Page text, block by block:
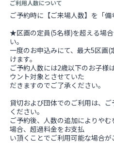
ご利用人数について
ご予約時に【ご来場人数】を「備
★区画の定員(5名様)を超える場
い。
一度のお申込みにて、最大5区画
けます。
ご予約人数には2歳以下のお子様
ウント対象とさせていた
だきますのでご了承ください。
貸切および団体でのご利用は、
ください。
ご予約後、人数の追加によりや
場合、超過料金をお支払
い頂くことでご利用可能な場合が